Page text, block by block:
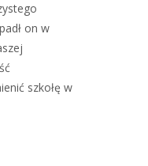
on w
szkołę w